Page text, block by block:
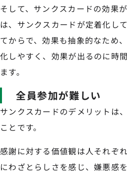
そして、サンクスカードの効果
は、サンクスカードが定着化し
てからで、効果も抽象的なため
化しやすく、効果が出るのに時
ます。
全員参加が難しい
サンクスカードのデメリットは
ことです。
感謝に対する価値観は人それぞ
にわざとらしさを感じ、嫌悪感